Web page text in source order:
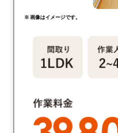
※ 画像はイメージです。